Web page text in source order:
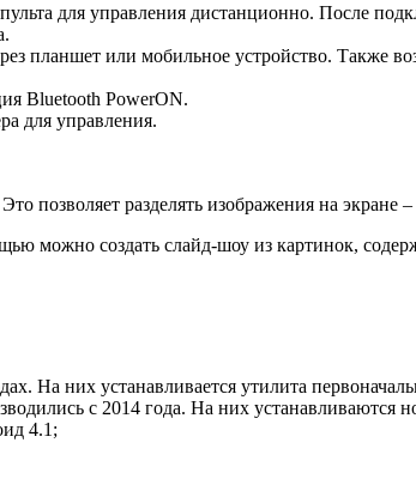
для управления дистанционно. После
или мобильное устройство. Также
Bluetooth PowerON.
для управления.
позволяет разделять изображения на экране
можно создать слайд-шоу из картинок,
На них устанавливается утилита
с 2014 года. На них устанавливаются
4.1;